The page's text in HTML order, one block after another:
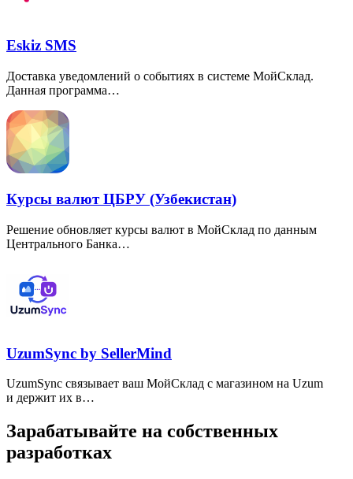
Eskiz SMS
Доставка уведомлений о событиях в системе МойСклад.
Данная программа…
Курсы валют ЦБРУ (Узбекистан)
Решение обновляет курсы валют в МойСклад по данным
Центрального Банка…
UzumSync by SellerMind
UzumSync связывает ваш МойСклад с магазином на Uzum
и держит их в…
Зарабатывайте на собственных
разработках